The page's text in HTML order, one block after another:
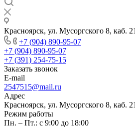
Красноярск, ул. Мусоргского 8, каб. 21
+7 (904) 890-95-07
+7 (904) 890-95-07
+7 (391) 254-75-15
Заказать звонок
E-mail
2547515@mail.ru
Адрес
Красноярск, ул. Мусоргского 8, каб. 21
Режим работы
Пн. – Пт.: с 9:00 до 18:00